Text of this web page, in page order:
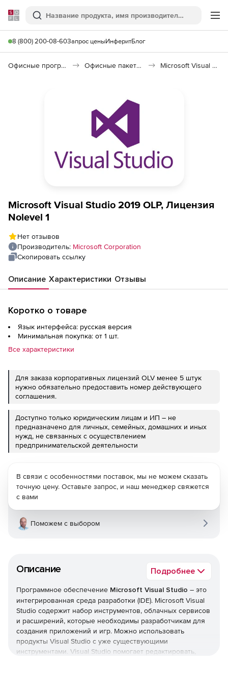
Softline
Поиск
8 (800) 200-08-60Запрос ценыИнферитБлог
Офисные программы Офисные пакеты Microsoft Office Microsoft Visual Studio
Microsoft Visual Studio 2019 OLP, Лицензия
Nolevel 1
Нет отзывов
Производитель: Microsoft Corporation
Скопировать ссылку
Описание Характеристики Отзывы
Коротко о товаре
Язык интерфейса: русская версия
Минимальная покупка: от 1 шт.
Все характеристики
Для заказа корпоративных лицензий OLV менее 5 штук
нужно обязательно предоставить номер действующего
соглашения.
Доступно только юридическим лицам и ИП – не
предназначено для личных, семейных, домашних и иных
нужд, не связанных с осуществлением
предпринимательской деятельности
Описание Подробнее
Программное обеспечение Microsoft Visual Studio – это
интегрированная среда разработки (IDE). Microsoft Visual
Studio содержит набор инструментов, облачных сервисов
и расширений, которые необходимы разработчикам для
создания приложений и игр. Можно использовать
продукты Visual Studio с уже существующими
инструментами. Visual Studio помогает редактировать,
В связи с особенностями поставок, мы не можем сказать
точную цену. Оставьте запрос, и наш менеджер свяжется
с вами
Поможем с выбором